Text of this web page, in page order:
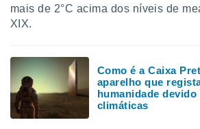
Pode
de
ao
através
mais de 2°C acima dos níveis de
XIX.
Como é a Caixa
aparelho que
humanidade devido
climáticas